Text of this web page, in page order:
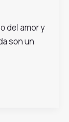
del amor y
son un